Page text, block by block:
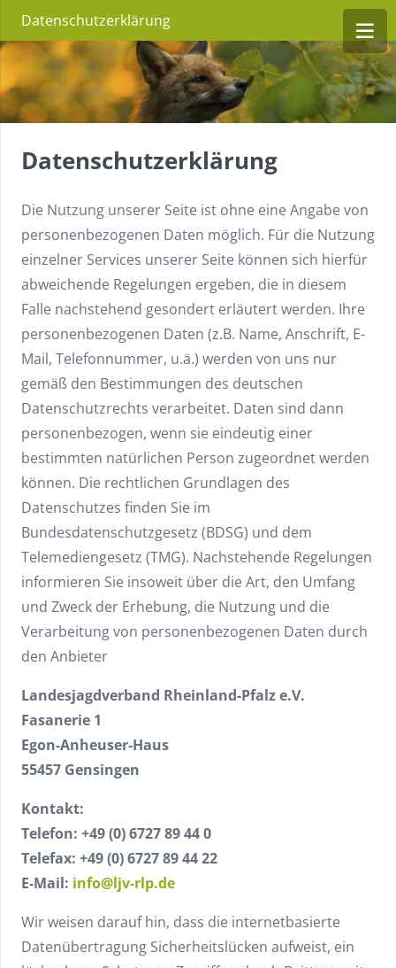
Datenschutzerklärung
Datenschutzerklärung
Die Nutzung unserer Seite ist ohne eine Angabe von
personenbezogenen Daten möglich. Für die Nutzung
einzelner Services unserer Seite können sich hierfür
abweichende Regelungen ergeben, die in diesem
Falle nachstehend gesondert erläutert werden. Ihre
personenbezogenen Daten (z.B. Name, Anschrift, E-
Mail, Telefonnummer, u.ä.) werden von uns nur
gemäß den Bestimmungen des deutschen
Datenschutzrechts verarbeitet. Daten sind dann
personenbezogen, wenn sie eindeutig einer
bestimmten natürlichen Person zugeordnet werden
können. Die rechtlichen Grundlagen des
Datenschutzes finden Sie im
Bundesdatenschutzgesetz (BDSG) und dem
Telemediengesetz (TMG). Nachstehende Regelungen
informieren Sie insoweit über die Art, den Umfang
und Zweck der Erhebung, die Nutzung und die
Verarbeitung von personenbezogenen Daten durch
den Anbieter
Landesjagdverband Rheinland-Pfalz e.V.
Fasanerie 1
Egon-Anheuser-Haus
55457 Gensingen
Kontakt:
Telefon: +49 (0) 6727 89 44 0
Telefax: +49 (0) 6727 89 44 22
E-Mail: info@ljv-rlp.de
Wir weisen darauf hin, dass die internetbasierte
Datenübertragung Sicherheitslücken aufweist, ein